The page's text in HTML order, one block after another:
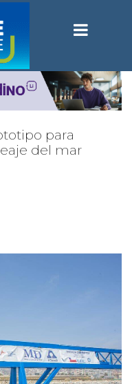
para
del mar